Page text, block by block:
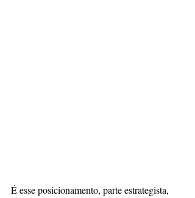
É esse posicionamento, parte estrategista,